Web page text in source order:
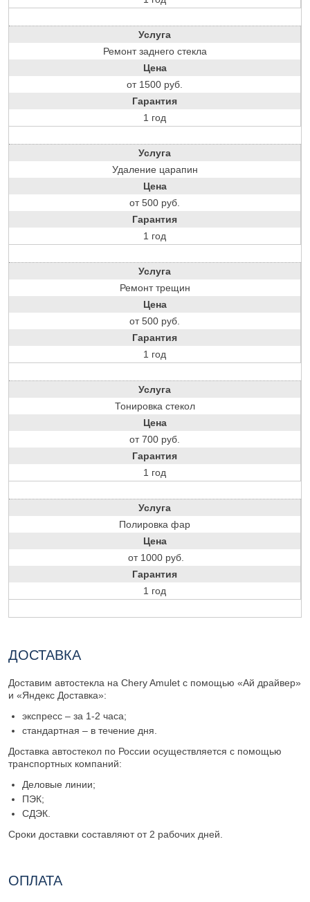
Услуга
Ремонт заднего стекла
Цена
от 1500 руб.
Гарантия
1 год
Услуга
Удаление царапин
Цена
от 500 руб.
Гарантия
1 год
Услуга
Ремонт трещин
Цена
от 500 руб.
Гарантия
1 год
Услуга
Тонировка стекол
Цена
от 700 руб.
Гарантия
1 год
Услуга
Полировка фар
Цена
от 1000 руб.
Гарантия
1 год
ДОСТАВКА
Доставим автостекла на Chery Amulet с помощью «Ай драйвер»
и «Яндекс Доставка»:
экспресс – за 1-2 часа;
стандартная – в течение дня.
Доставка автостекол по России осуществляется с помощью
транспортных компаний:
Деловые линии;
ПЭК;
СДЭК.
Сроки доставки составляют от 2 рабочих дней.
ОПЛАТА